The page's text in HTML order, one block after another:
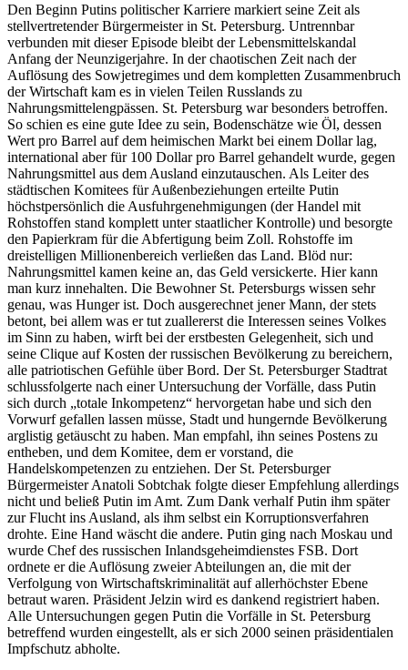
Den Beginn Putins politischer Karriere markiert seine Zeit als
stellvertretender Bürgermeister in St. Petersburg. Untrennbar
verbunden mit dieser Episode bleibt der Lebensmittelskandal
Anfang der Neunzigerjahre. In der chaotischen Zeit nach der
Auflösung des Sowjetregimes und dem kompletten Zusammenbruch
der Wirtschaft kam es in vielen Teilen Russlands zu
Nahrungsmittelengpässen. St. Petersburg war besonders betroffen.
So schien es eine gute Idee zu sein, Bodenschätze wie Öl, dessen
Wert pro Barrel auf dem heimischen Markt bei einem Dollar lag,
international aber für 100 Dollar pro Barrel gehandelt wurde, gegen
Nahrungsmittel aus dem Ausland einzutauschen. Als Leiter des
städtischen Komitees für Außenbeziehungen erteilte Putin
höchstpersönlich die Ausfuhrgenehmigungen (der Handel mit
Rohstoffen stand komplett unter staatlicher Kontrolle) und besorgte
den Papierkram für die Abfertigung beim Zoll. Rohstoffe im
dreistelligen Millionenbereich verließen das Land. Blöd nur:
Nahrungsmittel kamen keine an, das Geld versickerte. Hier kann
man kurz innehalten. Die Bewohner St. Petersburgs wissen sehr
genau, was Hunger ist. Doch ausgerechnet jener Mann, der stets
betont, bei allem was er tut zuallererst die Interessen seines Volkes
im Sinn zu haben, wirft bei der erstbesten Gelegenheit, sich und
seine Clique auf Kosten der russischen Bevölkerung zu bereichern,
alle patriotischen Gefühle über Bord. Der St. Petersburger Stadtrat
schlussfolgerte nach einer Untersuchung der Vorfälle, dass Putin
sich durch „totale Inkompetenz“ hervorgetan habe und sich den
Vorwurf gefallen lassen müsse, Stadt und hungernde Bevölkerung
arglistig getäuscht zu haben. Man empfahl, ihn seines Postens zu
entheben, und dem Komitee, dem er vorstand, die
Handelskompetenzen zu entziehen. Der St. Petersburger
Bürgermeister Anatoli Sobtchak folgte dieser Empfehlung allerdings
nicht und beließ Putin im Amt. Zum Dank verhalf Putin ihm später
zur Flucht ins Ausland, als ihm selbst ein Korruptionsverfahren
drohte. Eine Hand wäscht die andere. Putin ging nach Moskau und
wurde Chef des russischen Inlandsgeheimdienstes FSB. Dort
ordnete er die Auflösung zweier Abteilungen an, die mit der
Verfolgung von Wirtschaftskriminalität auf allerhöchster Ebene
betraut waren. Präsident Jelzin wird es dankend registriert haben.
Alle Untersuchungen gegen Putin die Vorfälle in St. Petersburg
betreffend wurden eingestellt, als er sich 2000 seinen präsidentialen
Impfschutz abholte.